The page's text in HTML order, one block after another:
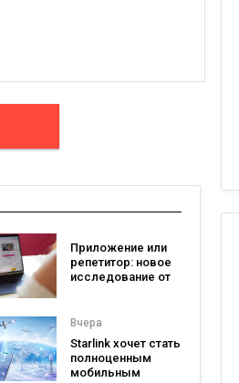
Приложение или
репетитор: новое
исследование от
помогает
заговорить на
иностранном
языке
Вчера
Starlink хочет стать
полноценным
мобильным